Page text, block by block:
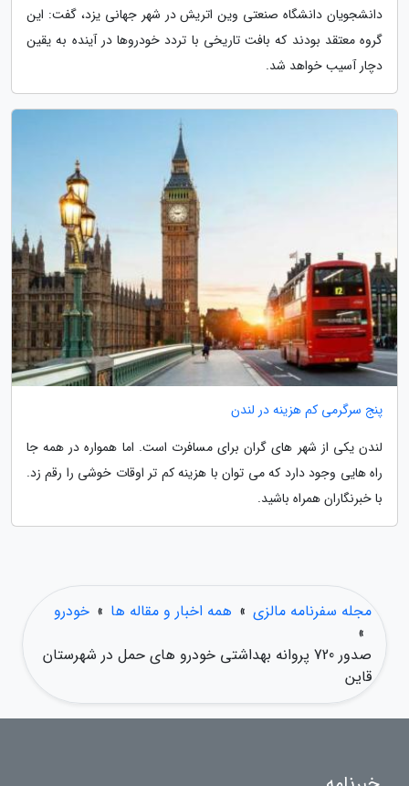
دانشجویان دانشگاه صنعتی وین اتریش در شهر جهانی یزد، گفت: این
گروه معتقد بودند که بافت تاریخی با تردد خودروها در آینده به یقین
دچار آسیب خواهد شد.
پنج سرگرمی کم هزینه در لندن
لندن یکی از شهر های گران برای مسافرت است. اما همواره در همه جا
راه هایی وجود دارد که می توان با هزینه کم تر اوقات خوشی را رقم زد.
با خبرنگاران همراه باشید.
مجله سفرنامه مالزی » همه اخبار و مقاله ها » خودرو
»
صدور 720 پروانه بهداشتی خودرو های حمل در شهرستان
قاین